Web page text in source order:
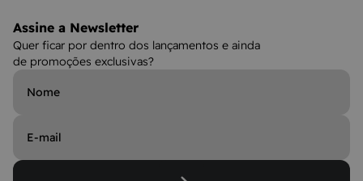
Assine a Newsletter
Quer ficar por dentro dos lançamentos e ainda
de promoções exclusivas?